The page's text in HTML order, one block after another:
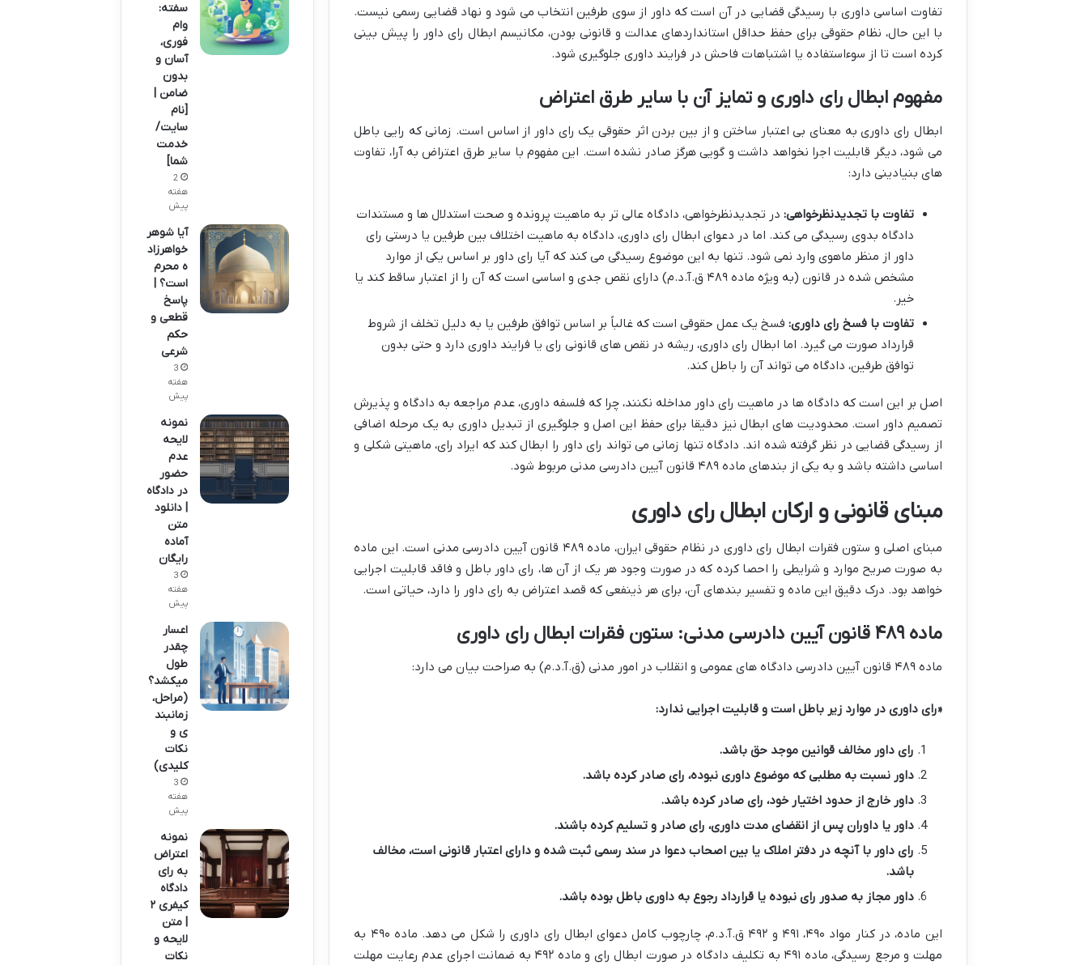
تفاوت اساسی داوری با رسیدگی قضایی در آن است که داور از سوی طرفین انتخاب می شود و نهاد قضایی رسمی نیست.
با این حال، نظام حقوقی برای حفظ حداقل استانداردهای عدالت و قانونی بودن، مکانیسم ابطال رای داور را پیش بینی
کرده است تا از سوءاستفاده یا اشتباهات فاحش در فرایند داوری جلوگیری شود.
مفهوم ابطال رای داوری و تمایز آن با سایر طرق اعتراض
ابطال رای داوری به معنای بی اعتبار ساختن و از بین بردن اثر حقوقی یک رای داور از اساس است. زمانی که رایی باطل
می شود، دیگر قابلیت اجرا نخواهد داشت و گویی هرگز صادر نشده است. این مفهوم با سایر طرق اعتراض به آرا، تفاوت
های بنیادینی دارد:
تفاوت با تجدیدنظرخواهی: در تجدیدنظرخواهی، دادگاه عالی تر به ماهیت پرونده و صحت استدلال ها و مستندات
دادگاه بدوی رسیدگی می کند. اما در دعوای ابطال رای داوری، دادگاه به ماهیت اختلاف بین طرفین یا درستی رای
داور از منظر ماهوی وارد نمی شود. تنها به این موضوع رسیدگی می کند که آیا رای داور بر اساس یکی از موارد
مشخص شده در قانون (به ویژه ماده ۴۸۹ ق.آ.د.م) دارای نقص جدی و اساسی است که آن را از اعتبار ساقط کند یا
خیر.
تفاوت با فسخ رای داوری: فسخ یک عمل حقوقی است که غالباً بر اساس توافق طرفین یا به دلیل تخلف از شروط
قرارداد صورت می گیرد. اما ابطال رای داوری، ریشه در نقص های قانونی رای یا فرایند داوری دارد و حتی بدون
توافق طرفین، دادگاه می تواند آن را باطل کند.
اصل بر این است که دادگاه ها در ماهیت رای داور مداخله نکنند، چرا که فلسفه داوری، عدم مراجعه به دادگاه و پذیرش
تصمیم داور است. محدودیت های ابطال نیز دقیقا برای حفظ این اصل و جلوگیری از تبدیل داوری به یک مرحله اضافی
از رسیدگی قضایی در نظر گرفته شده اند. دادگاه تنها زمانی می تواند رای داور را ابطال کند که ایراد رای، ماهیتی شکلی و
اساسی داشته باشد و به یکی از بندهای ماده ۴۸۹ قانون آیین دادرسی مدنی مربوط شود.
مبنای قانونی و ارکان ابطال رای داوری
مبنای اصلی و ستون فقرات ابطال رای داوری در نظام حقوقی ایران، ماده ۴۸۹ قانون آیین دادرسی مدنی است. این ماده
به صورت صریح موارد و شرایطی را احصا کرده که در صورت وجود هر یک از آن ها، رای داور باطل و فاقد قابلیت اجرایی
خواهد بود. درک دقیق این ماده و تفسیر بندهای آن، برای هر ذینفعی که قصد اعتراض به رای داور را دارد، حیاتی است.
ماده ۴۸۹ قانون آیین دادرسی مدنی: ستون فقرات ابطال رای داوری
ماده ۴۸۹ قانون آیین دادرسی دادگاه های عمومی و انقلاب در امور مدنی (ق.آ.د.م) به صراحت بیان می دارد:
«رای داوری در موارد زیر باطل است و قابلیت اجرایی ندارد:
رای داور مخالف قوانین موجد حق باشد.
داور نسبت به مطلبی که موضوع داوری نبوده، رای صادر کرده باشد.
داور خارج از حدود اختیار خود، رای صادر کرده باشد.
داور یا داوران پس از انقضای مدت داوری، رای صادر و تسلیم کرده باشند.
رای داور با آنچه در دفتر املاک یا بین اصحاب دعوا در سند رسمی ثبت شده و دارای اعتبار قانونی است، مخالف
باشد.
داور مجاز به صدور رای نبوده یا قرارداد رجوع به داوری باطل بوده باشد.
این ماده، در کنار مواد ۴۹۰، ۴۹۱ و ۴۹۲ ق.آ.د.م، چارچوب کامل دعوای ابطال رای داوری را شکل می دهد. ماده ۴۹۰ به
مهلت و مرجع رسیدگی، ماده ۴۹۱ به تکلیف دادگاه در صورت ابطال رای و ماده ۴۹۲ به ضمانت اجرای عدم رعایت مهلت
سفته:
وام
فوری،
آسان و
بدون
ضامن |
[نام
سایت/
خدمت
شما]
2
هفته
پیش
آیا شوهر
خواهرزاد
ه محرم
است؟ |
پاسخ
قطعی و
حکم
شرعی
3
هفته
پیش
نمونه
لایحه
عدم
حضور
در دادگاه
| دانلود
متن
آماده
رایگان
3
هفته
پیش
اعسار
چقدر
طول
میکشد؟
(مراحل،
زمانبند
ی و
نکات
کلیدی)
3
هفته
پیش
نمونه
اعتراض
به رای
دادگاه
کیفری ۲
| متن
لایحه و
نکات